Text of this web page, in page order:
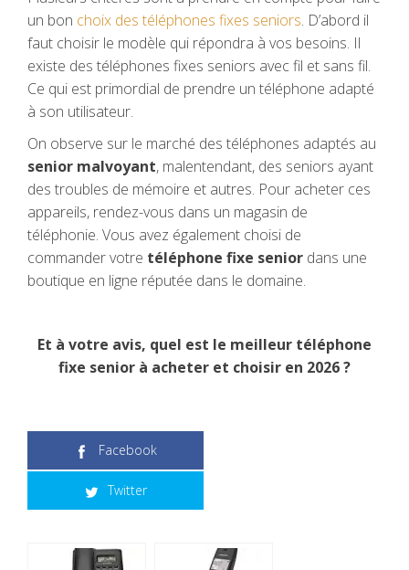
un bon choix des téléphones fixes seniors. D’abord il
faut choisir le modèle qui répondra à vos besoins. Il
existe des téléphones fixes seniors avec fil et sans fil.
Ce qui est primordial de prendre un téléphone adapté
à son utilisateur.
On observe sur le marché des téléphones adaptés au
senior malvoyant, malentendant, des seniors ayant
des troubles de mémoire et autres. Pour acheter ces
appareils, rendez-vous dans un magasin de
téléphonie. Vous avez également choisi de
commander votre téléphone fixe senior dans une
boutique en ligne réputée dans le domaine.
Et à votre avis, quel est le meilleur téléphone
fixe senior à acheter et choisir en 2026 ?
Facebook
Twitter